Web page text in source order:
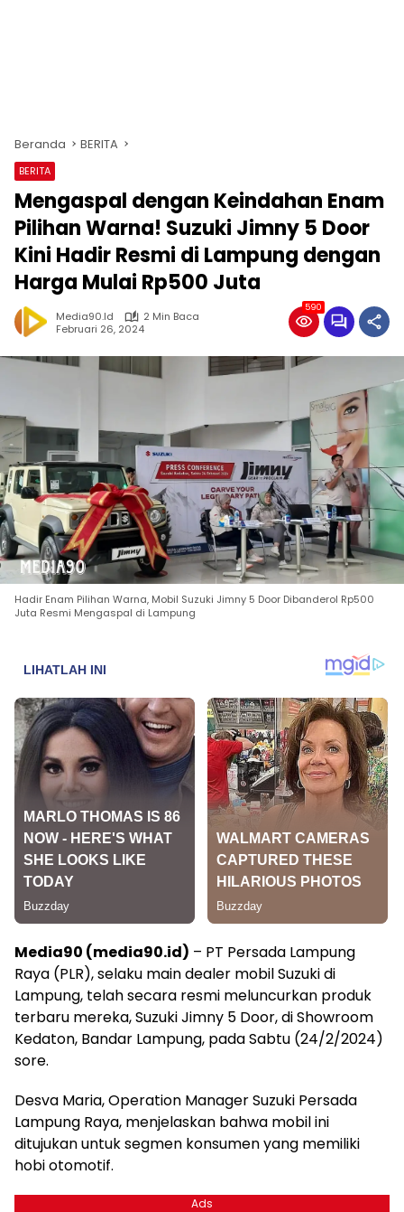
Beranda BERITA
BERITA
Mengaspal dengan Keindahan Enam
Pilihan Warna! Suzuki Jimny 5 Door
Kini Hadir Resmi di Lampung dengan
Harga Mulai Rp500 Juta
Media90.id
2 Min Baca
Februari 26, 2024
590
Hadir Enam Pilihan Warna, Mobil Suzuki Jimny 5 Door Dibanderol Rp500
Juta Resmi Mengaspal di Lampung
Media90 (media90.id) – PT Persada Lampung
Raya (PLR), selaku main dealer mobil Suzuki di
Lampung, telah secara resmi meluncurkan produk
terbaru mereka, Suzuki Jimny 5 Door, di Showroom
Kedaton, Bandar Lampung, pada Sabtu (24/2/2024)
sore.
Desva Maria, Operation Manager Suzuki Persada
Lampung Raya, menjelaskan bahwa mobil ini
ditujukan untuk segmen konsumen yang memiliki
hobi otomotif.
Ads